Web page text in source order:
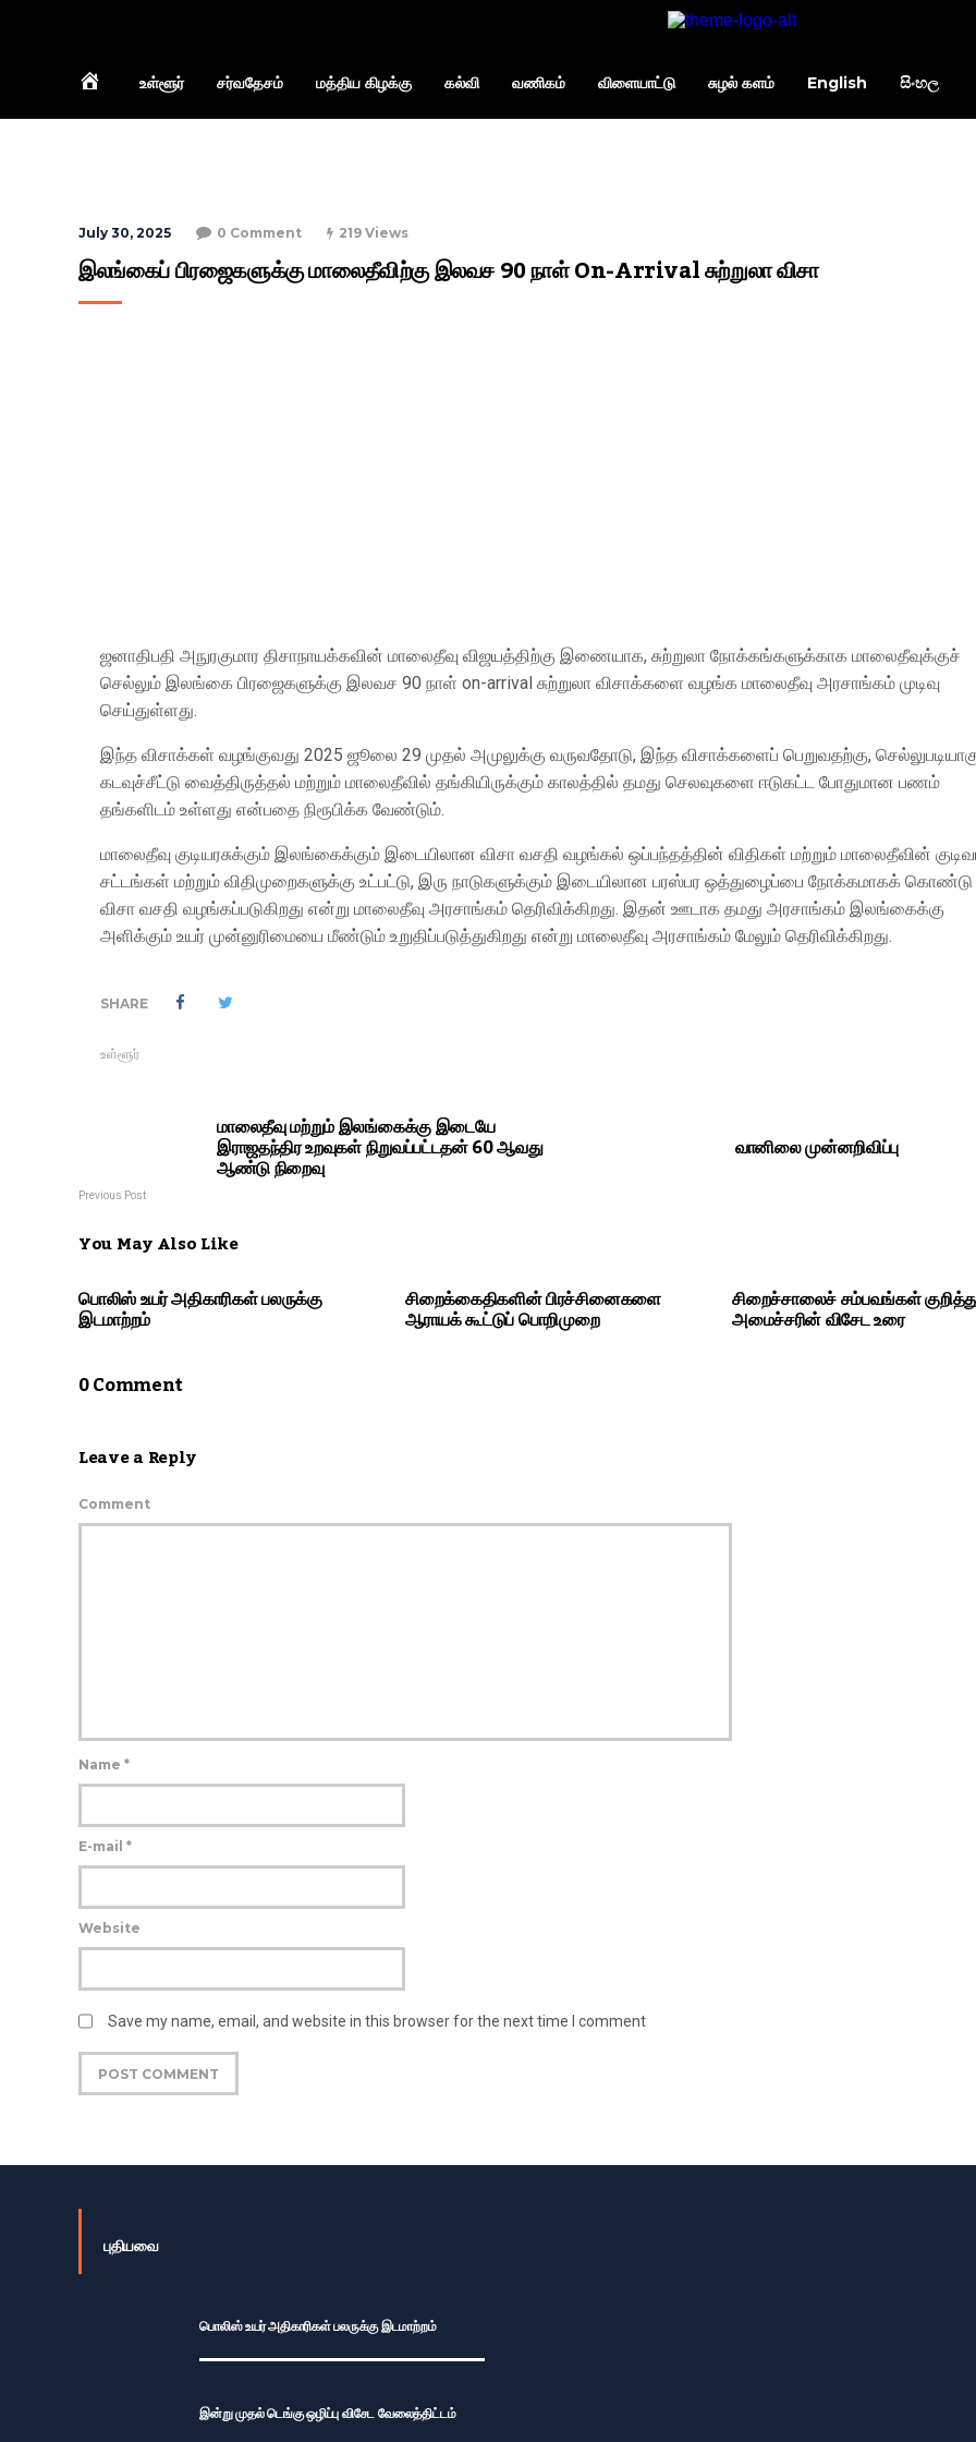
Homeஉள்ளூர் சர்வதேசம் மத்திய கிழக்கு கல்வி வணிகம் விளையாட்டு சுழல் களம் English සිංහල
July 30, 2025 0 Comment 219 Views
இலங்கைப் பிரஜைகளுக்கு மாலைதீவிற்கு இலவச 90 நாள் On-Arrival சுற்றுலா விசா
ஜனாதிபதி அநுரகுமார திசாநாயக்கவின் மாலைதீவு விஜயத்திற்கு இணையாக, சுற்றுலா நோக்கங்களுக்காக மாலைதீவுக்குச்
செல்லும் இலங்கை பிரஜைகளுக்கு இலவச 90 நாள் on-arrival சுற்றுலா விசாக்களை வழங்க மாலைதீவு அரசாங்கம் முடிவு
செய்துள்ளது.
இந்த விசாக்கள் வழங்குவது 2025 ஜூலை 29 முதல் அமுலுக்கு வருவதோடு, இந்த விசாக்களைப் பெறுவதற்கு,
கடவுச்சீட்டு வைத்திருத்தல் மற்றும் மாலைதீவில் தங்கியிருக்கும் காலத்தில் தமது செலவுகளை ஈடுகட்ட போதுமான பணம்
தங்களிடம் உள்ளது என்பதை நிரூபிக்க வேண்டும்.
மாலைதீவு குடியரசுக்கும் இலங்கைக்கும் இடையிலான விசா வசதி வழங்கல் ஒப்பந்தத்தின் விதிகள் மற்றும் மாலைதீவின்
சட்டங்கள் மற்றும் விதிமுறைகளுக்கு உட்பட்டு, இரு நாடுகளுக்கும் இடையிலான பரஸ்பர ஒத்துழைப்பை நோக்கமாகக்
விசா வசதி வழங்கப்படுகிறது என்று மாலைதீவு அரசாங்கம் தெரிவிக்கிறது. இதன் ஊடாக தமது அரசாங்கம் இலங்கைக்கு
அளிக்கும் உயர் முன்னுரிமையை மீண்டும் உறுதிப்படுத்துகிறது என்று மாலைதீவு அரசாங்கம் மேலும் தெரிவிக்கிறது.
SHARE
உள்ளூர்
மாலைதீவு மற்றும் இலங்கைக்கு இடையே
இராஜதந்திர உறவுகள் நிறுவப்பட்டதன் 60 ஆவது
ஆண்டு நிறைவு
Previous Post
வானிலை முன்னறிவிப்பு
You May Also Like
பொலிஸ் உயர் அதிகாரிகள் பலருக்கு
இடமாற்றம்
சிறைக்கைதிகளின் பிரச்சினைகளை
ஆராயக் கூட்டுப் பொறிமுறை
சிறைச்சாலைச் சம்பவங்கள்
அமைச்சரின் விசேட உரை
0 Comment
Leave a Reply
Comment
Name *
E-mail *
Website
Save my name, email, and website in this browser for the next time I comment
புதியவை
பொலிஸ் உயர் அதிகாரிகள் பலருக்கு இடமாற்றம்
இன்று முதல் டெங்கு ஒழிப்பு விசேட வேலைத்திட்டம்